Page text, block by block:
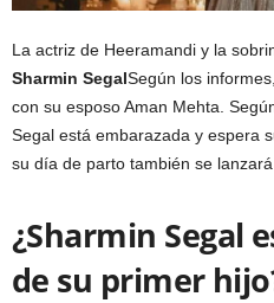
La actriz de Heeramandi y la
Sharmin SegalSegún los
con su esposo Aman Mehta.
Segal está embarazada y espera
su día de parto también se lanzará
¿Sharmin Segal
de su primer